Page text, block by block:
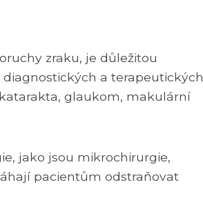
zraku, je důležitou
a terapeutických
glaukom, makulární
jako jsou mikrochirurgie,
pacientům odstraňovat